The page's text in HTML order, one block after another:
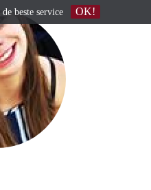
beste service OK!